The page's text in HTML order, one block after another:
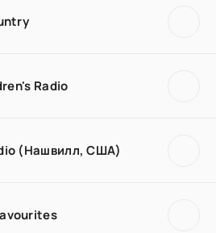
Radio
(Нашвилл, США)